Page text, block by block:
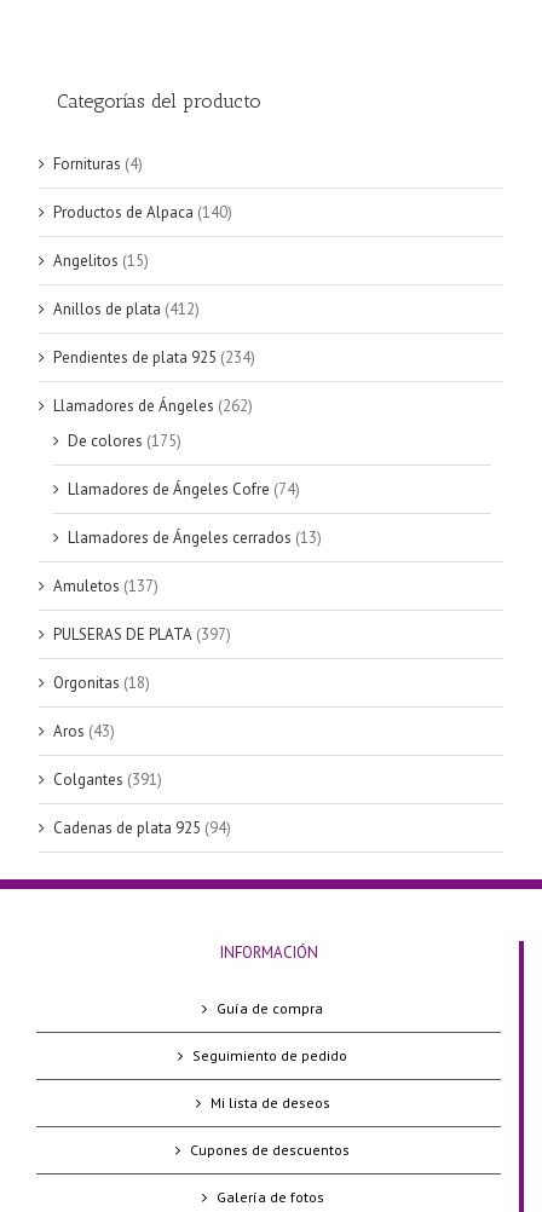
Categorías del producto
Fornituras (4)
Productos de Alpaca (140)
Angelitos (15)
Anillos de plata (412)
Pendientes de plata 925 (234)
Llamadores de Ángeles (262)
De colores (175)
Llamadores de Ángeles Cofre (74)
Llamadores de Ángeles cerrados (13)
Amuletos (137)
PULSERAS DE PLATA (397)
Orgonitas (18)
Aros (43)
Colgantes (391)
Cadenas de plata 925 (94)
INFORMACIÓN
Guía de compra
Seguimiento de pedido
Mi lista de deseos
Cupones de descuentos
Galería de fotos